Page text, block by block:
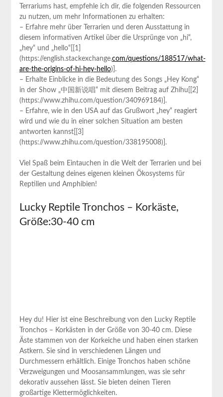
Terrariums hast, ​empfehle ich dir, die folgenden Ressourcen
zu ⁣nutzen,⁣ um mehr Informationen zu erhalten:
– Erfahre mehr über Terrarien und deren Ausstattung in
diesem informativen Artikel über die Ursprünge von „hi“,
„hey“ und „hello“[[1]
(https://english.stackexchange.com/questions/188517/what-
are-the-origins-of-hi-hey-hello)].
– Erhalte Einblicke in die ‍Bedeutung des⁣ Songs „Hey ​Kong“
⁤in der Show⁤ „中国新说唱“⁣ mit diesem Beitrag ⁤auf Zhihu[[2]
(https://www.zhihu.com/question/340969184)].
– Erfahre, wie ⁣in den USA auf⁤ das Grußwort „hey“ reagiert
wird und ​wie du in einer ⁤solchen Situation am besten
antworten kannst[[3]
(https://www.zhihu.com/question/338195008)].
Viel‌ Spaß beim Eintauchen ​in die Welt der Terrarien und bei
⁢der Gestaltung deines eigenen kleinen Ökosystems für
Reptilien und Amphibien!
Lucky Reptile⁤ Tronchos – Korkäste,
Größe:30-40 cm
Hey​ du! Hier ist eine Beschreibung von den‍ Lucky Reptile
Tronchos – ‍Korkästen⁢ in der Größe von 30-40 cm. Diese
Äste stammen​ von der Korkeiche und haben⁤ einen starken⁢
Astkern. ⁣Sie sind in verschiedenen Längen⁢ und
Durchmessern ⁤erhältlich. Einige Tronchos haben schöne
Verzweigungen und Moosansammlungen, was sie sehr
dekorativ aussehen lässt. Sie⁣ bieten deinen Tieren ​
großartige Klettermöglichkeiten.